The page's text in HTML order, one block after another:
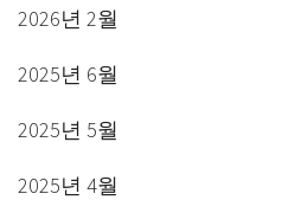
2026년 2월
2025년 6월
2025년 5월
2025년 4월